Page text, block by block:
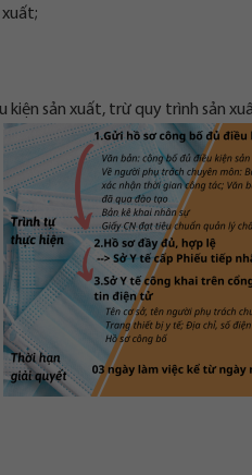
kiện sản xuất, trừ quy trình sản